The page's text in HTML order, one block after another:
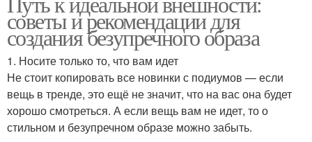
советы и рекомендации для
создания безупречного образа
1. Носите только то, что вам идет
Не стоит копировать все новинки с подиумов — если
вещь в тренде, это ещё не значит, что на вас она будет
хорошо смотреться. А если вещь вам не идет, то о
стильном и безупречном образе можно забыть.